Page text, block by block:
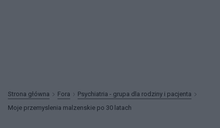
Strona główna Fora
Psychiatria - grupa dla rodziny i pacjenta
Moje przemyslenia malzenskie po 30 latach